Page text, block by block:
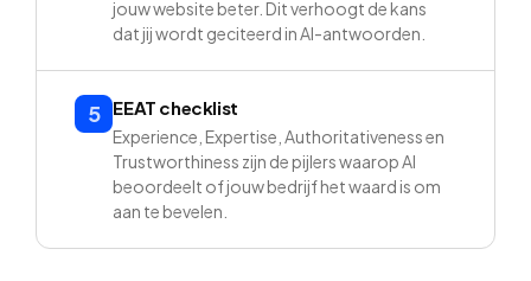
jouw website beter. Dit verhoogt de kans
dat jij wordt geciteerd in AI-antwoorden.
5 EEAT checklist
Experience, Expertise, Authoritativeness en
Trustworthiness zijn de pijlers waarop AI
beoordeelt of jouw bedrijf het waard is om
aan te bevelen.